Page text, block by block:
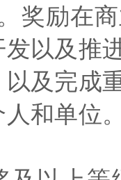
奖励在
以及推
及完成
和单位